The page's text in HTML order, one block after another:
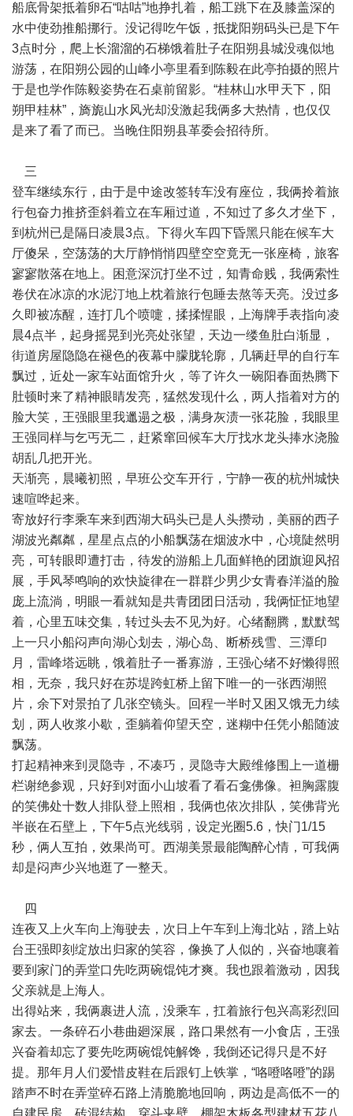
船底骨架抵着卵石“咕咕”地挣扎着，船工跳下在及膝盖深的
水中使劲推船挪行。没记得吃午饭，抵拢阳朔码头已是下午
3点时分，爬上长溜溜的石梯饿着肚子在阳朔县城没魂似地
游荡，在阳朔公园的山峰小亭里看到陈毅在此亭拍摄的照片
于是也学作陈毅姿势在石桌前留影。“桂林山水甲天下，阳
朔甲桂林”，旖旎山水风光却没激起我俩多大热情，也仅仅
是来了看了而已。当晚住阳朔县革委会招待所。
三
登车继续东行，由于是中途改签转车没有座位，我俩拎着旅
行包奋力推挤歪斜着立在车厢过道，不知过了多久才坐下，
到杭州已是隔日凌晨3点。下得火车四下昏黑只能在候车大
厅傻呆，空荡荡的大厅静悄悄四壁空空竟无一张座椅，旅客
寥寥散落在地上。困意深沉打坐不过，知青命贱，我俩索性
卷伏在冰凉的水泥汀地上枕着旅行包睡去熬等天亮。没过多
久即被冻醒，连打几个喷嚏，揉揉惺眼，上海牌手表指向凌
晨4点半，起身摇晃到光亮处张望，天边一缕鱼肚白渐显，
街道房屋隐隐在褪色的夜幕中朦胧轮廓，几辆赶早的自行车
飘过，近处一家车站面馆升火，等了许久一碗阳春面热腾下
肚顿时来了精神眼睛发亮，猛然发现什么，两人指着对方的
脸大笑，王强眼里我邋遢之极，满身灰渍一张花脸，我眼里
王强同样与乞丐无二，赶紧窜回候车大厅找水龙头捧水浇脸
胡乱几把开光。
天渐亮，晨曦初照，早班公交车开行，宁静一夜的杭州城快
速喧哗起来。
寄放好行李乘车来到西湖大码头已是人头攒动，美丽的西子
湖波光粼粼，星星点点的小船飘荡在烟波水中，心境陡然明
亮，可转眼即遭打击，待发的游船上几面鲜艳的团旗迎风招
展，手风琴鸣响的欢快旋律在一群群少男少女青春洋溢的脸
庞上流淌，明眼一看就知是共青团团日活动，我俩怔怔地望
着，心里五味交集，转过头去不见为好。心绪翻腾，默默驾
上一只小船闷声向湖心划去，湖心岛、断桥残雪、三潭印
月，雷峰塔远眺，饿着肚子一番寡游，王强心绪不好懒得照
相，无奈，我只好在苏堤跨虹桥上留下唯一的一张西湖照
片，余下对景拍了几张空镜头。回程一半时又困又饿无力续
划，两人收浆小歇，歪躺着仰望天空，迷糊中任凭小船随波
飘荡。
打起精神来到灵隐寺，不凑巧，灵隐寺大殿维修围上一道栅
栏谢绝参观，只好到对面小山坡看了看石龛佛像。袒胸露腹
的笑佛处十数人排队登上照相，我俩也依次排队，笑佛背光
半嵌在石壁上，下午5点光线弱，设定光圈5.6，快门1/15
秒，俩人互拍，效果尚可。西湖美景最能陶醉心情，可我俩
却是闷声少兴地逛了一整天。
四
连夜又上火车向上海驶去，次日上午车到上海北站，踏上站
台王强即刻绽放出归家的笑容，像换了人似的，兴奋地嚷着
要到家门的弄堂口先吃两碗馄饨才爽。我也跟着激动，因我
父亲就是上海人。
出得站来，我俩裹进人流，没乘车，扛着旅行包兴高彩烈回
家去。一条碎石小巷曲廻深展，路口果然有一小食店，王强
兴奋着却忘了要先吃两碗馄饨解馋，我倒还记得只是不好
提。那年月人们爱惜皮鞋在后跟钉上铁掌，“咯噔咯噔”的踢
踏声不时在弄堂碎石路上清脆脆地回响，两边是高低不一的
自建民房，砖混结构，穿斗夹壁，棚架木板各型建材五花八